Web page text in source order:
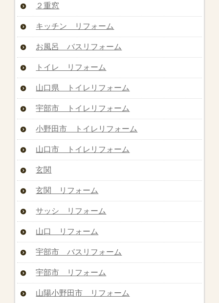
２重窓
キッチン リフォーム
お風呂 バスリフォーム
トイレ リフォーム
山口県 トイレリフォーム
宇部市 トイレリフォーム
小野田市 トイレリフォーム
山口市 トイレリフォーム
玄関
玄関 リフォーム
サッシ リフォーム
山口 リフォーム
宇部市 バスリフォーム
宇部市 リフォーム
山陽小野田市 リフォーム